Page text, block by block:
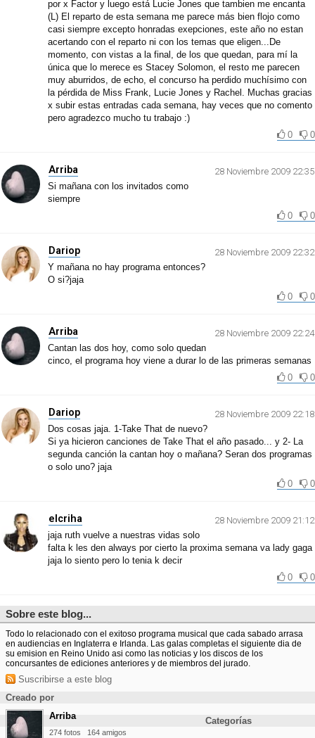
por x Factor y luego está Lucie Jones que tambien me encanta
(L) El reparto de esta semana me parece más bien flojo como
casi siempre excepto honradas exepciones, este año no estan
acertando con el reparto ni con los temas que eligen...De
momento, con vistas a la final, de los que quedan, para mí la
única que lo merece es Stacey Solomon, el resto me parecen
muy aburridos, de echo, el concurso ha perdido muchísimo con
la pérdida de Miss Frank, Lucie Jones y Rachel. Muchas gracias
x subir estas entradas cada semana, hay veces que no comento
pero agradezco mucho tu trabajo :)
0
0
Arriba
28 Noviembre 2009 22:35
Si mañana con los invitados como
siempre
0
0
Dariop
28 Noviembre 2009 22:32
Y mañana no hay programa entonces?
O si?jaja
0
0
Arriba
28 Noviembre 2009 22:24
Cantan las dos hoy, como solo quedan
cinco, el programa hoy viene a durar lo de las primeras semanas
0
0
Dariop
28 Noviembre 2009 22:18
Dos cosas jaja. 1-Take That de nuevo?
Si ya hicieron canciones de Take That el año pasado... y 2- La
segunda canción la cantan hoy o mañana? Seran dos programas
o solo uno? jaja
0
0
elcriha
28 Noviembre 2009 21:12
jaja ruth vuelve a nuestras vidas solo
falta k les den always por cierto la proxima semana va lady gaga
jaja lo siento pero lo tenia k decir
0
0
Sobre este blog...
Todo lo relacionado con el exitoso programa musical que cada sabado arrasa
en audiencias en Inglaterra e Irlanda. Las galas completas el siguiente dia de
su emision en Reino Unido asi como las noticias y los discos de los
concursantes de ediciones anteriores y de miembros del jurado.
Suscribirse a este blog
Creado por
Arriba
274 fotos 164 amigos
Categorías